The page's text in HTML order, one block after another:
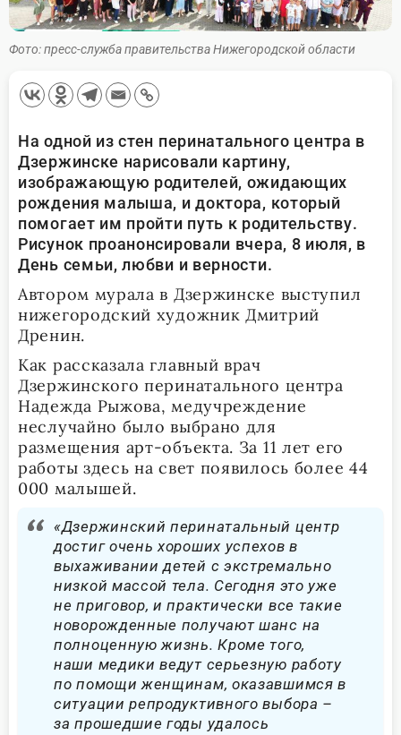
Фото: пресс-служба правительства Нижегородской области
На одной из стен перинатального центра в
Дзержинске нарисовали картину,
изображающую родителей, ожидающих
рождения малыша, и доктора, который
помогает им пройти путь к родительству.
Рисунок проанонсировали вчера, 8 июля, в
День семьи, любви и верности.
Автором мурала в Дзержинске выступил
нижегородский художник Дмитрий
Дренин.
Как рассказала главный врач
Дзержинского перинатального центра
Надежда Рыжова, медучреждение
неслучайно было выбрано для
размещения арт-объекта. За 11 лет его
работы здесь на свет появилось более 44
000 малышей.
«Дзержинский перинатальный центр
достиг очень хороших успехов в
выхаживании детей с экстремально
низкой массой тела. Сегодня это уже
не приговор, и практически все такие
новорожденные получают шанс на
полноценную жизнь. Кроме того,
наши медики ведут серьезную работу
по помощи женщинам, оказавшимся в
ситуации репродуктивного выбора –
за прошедшие годы удалось